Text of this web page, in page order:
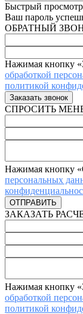
Быстрый просмотр
Ваш пароль
ОБРАТНЫЙ
Нажимая кнопку
обработкой
политикой
СПРОСИТЬ
Нажимая кнопку
персональных
ЗАКАЗАТЬ
Нажимая кнопку
обработкой
политикой